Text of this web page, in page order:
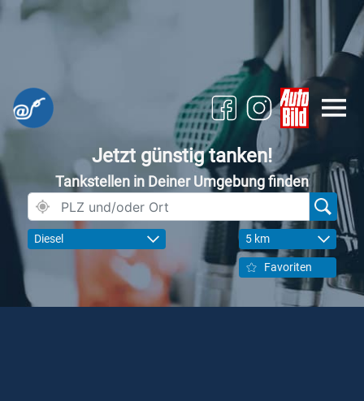
Jetzt günstig tanken!
Tankstellen in Deiner Umgebung finden
Diesel 5 km
Favoriten